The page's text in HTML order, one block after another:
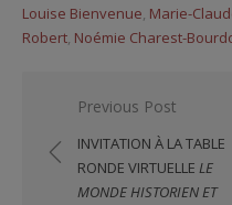
Louise Bienvenue, Marie-
Robert, Noémie Charest-
Navigation
de
l'article
Previous Post
INVITATION À LA TABLE
RONDE VIRTUELLE LE
MONDE HISTORIEN ET